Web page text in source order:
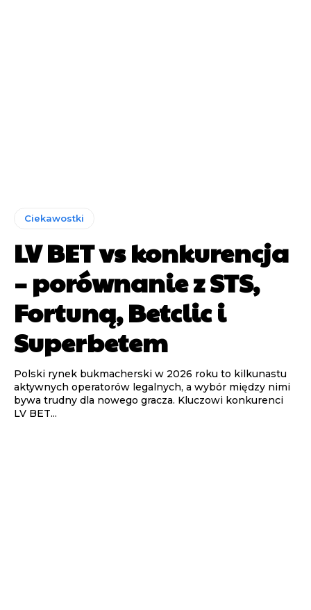
Ciekawostki
LV BET vs konkurencja
– porównanie z STS,
Fortuną, Betclic i
Superbetem
Polski rynek bukmacherski w 2026 roku to kilkunastu
aktywnych operatorów legalnych, a wybór między nimi
bywa trudny dla nowego gracza. Kluczowi konkurenci
LV BET...